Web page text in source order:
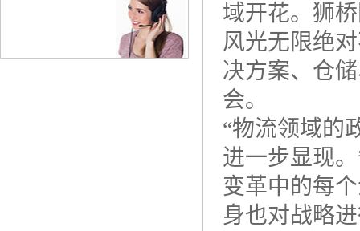
域开花。狮
风光无限绝
决方案、仓
会。
“物流领域的
进一步显现
变革中的每
身也对战略